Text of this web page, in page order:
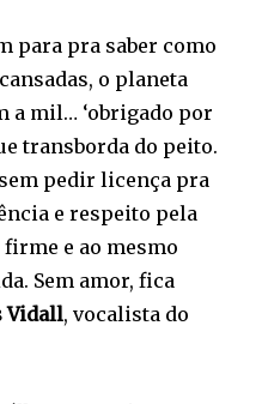
para pra saber como
o planeta
a mil… ‘obrigado por
transborda do peito.
pedir licença pra
e respeito pela
e ao mesmo
Sem amor, fica
Vidall, vocalista do